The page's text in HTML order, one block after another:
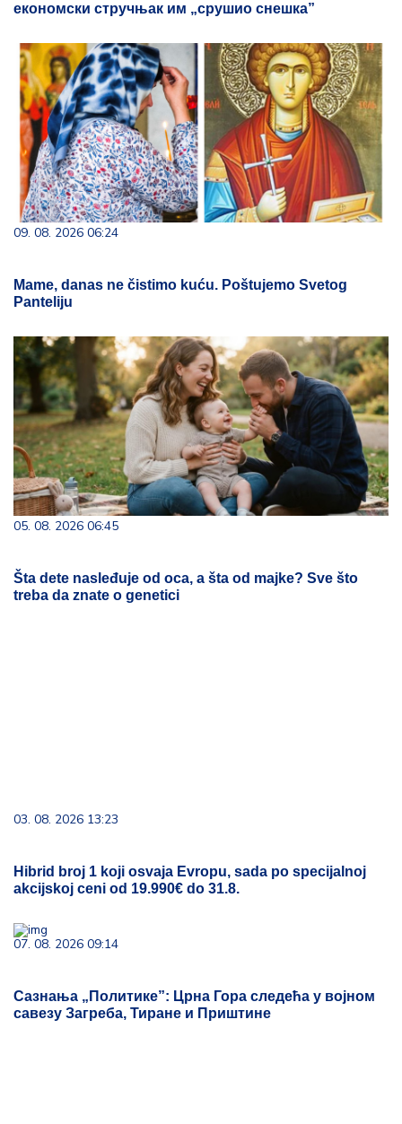
економски стручњак им „срушио снешка”
09. 08. 2026 06:24
Mame, danas ne čistimo kuću. Poštujemo Svetog
Panteliju
05. 08. 2026 06:45
Šta dete nasleđuje od oca, a šta od majke? Sve što
treba da znate o genetici
03. 08. 2026 13:23
Hibrid broj 1 koji osvaja Evropu, sada po specijalnoj
akcijskoj ceni od 19.990€ do 31.8.
07. 08. 2026 09:14
Сазнања „Политике”: Црна Гора следећа у војном
савезу Загреба, Тиране и Приштине